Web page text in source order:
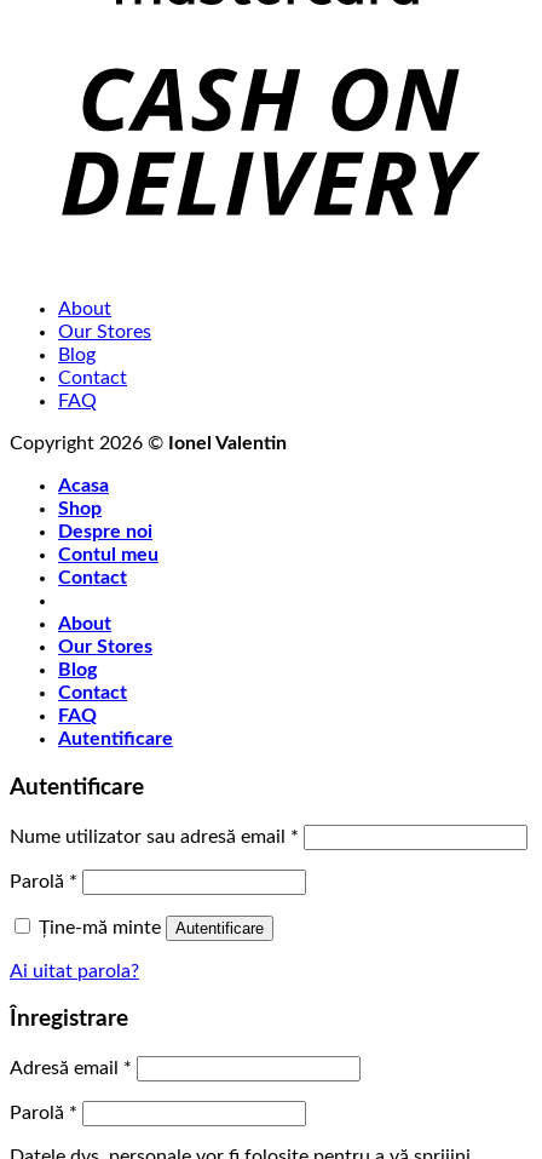
About
Our Stores
Blog
Contact
FAQ
Copyright 2026 © Ionel Valentin
Acasa
Shop
Despre noi
Contul meu
Contact
About
Our Stores
Blog
Contact
FAQ
Autentificare
Autentificare
Nume utilizator sau adresă email *
Parolă *
Ține-mă minte Autentificare
Ai uitat parola?
Înregistrare
Adresă email *
Parolă *